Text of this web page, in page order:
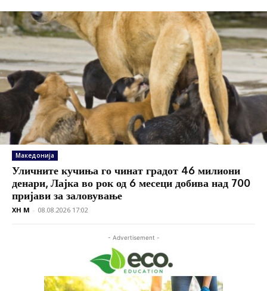
Македонија
Уличните кучиња го чинат градот 46 милиони
денари, Лајка во рок од 6 месеци добива над 700
пријави за заловување
XH M - 08.08.2026 17:02
- Advertisement -